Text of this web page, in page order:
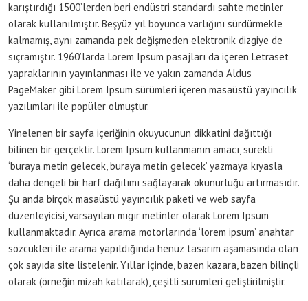
karıştırdığı 1500’lerden beri endüstri standardı sahte metinler
olarak kullanılmıştır. Beşyüz yıl boyunca varlığını sürdürmekle
kalmamış, aynı zamanda pek değişmeden elektronik dizgiye de
sıçramıştır. 1960’larda Lorem Ipsum pasajları da içeren Letraset
yapraklarının yayınlanması ile ve yakın zamanda Aldus
PageMaker gibi Lorem Ipsum sürümleri içeren masaüstü yayıncılık
yazılımları ile popüler olmuştur.
Yinelenen bir sayfa içeriğinin okuyucunun dikkatini dağıttığı
bilinen bir gerçektir. Lorem Ipsum kullanmanın amacı, sürekli
‘buraya metin gelecek, buraya metin gelecek’ yazmaya kıyasla
daha dengeli bir harf dağılımı sağlayarak okunurluğu artırmasıdır.
Şu anda birçok masaüstü yayıncılık paketi ve web sayfa
düzenleyicisi, varsayılan mıgır metinler olarak Lorem Ipsum
kullanmaktadır. Ayrıca arama motorlarında ‘lorem ipsum’ anahtar
sözcükleri ile arama yapıldığında henüz tasarım aşamasında olan
çok sayıda site listelenir. Yıllar içinde, bazen kazara, bazen bilinçli
olarak (örneğin mizah katılarak), çeşitli sürümleri geliştirilmiştir.